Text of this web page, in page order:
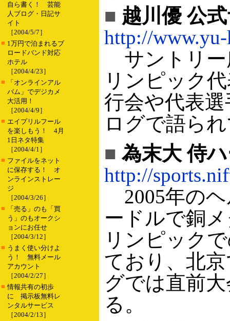
自ら書く！ 芸能
人ブログ・日記サ
イト
［2004/5/7］
■ 1万円で泊まれるブ
ロードバンド対応
ホテル
［2004/4/23］
■
「オンラインアル
バム」でデジカメ
大活用！
［2004/4/9］
■ エイプリルフール
を楽しもう！ 4月
1日ネタ特集
［2004/4/1］
■ ファイルをネット
に保存する！ オ
ンラインストレー
ジ
［2004/3/26］
■
「売る」のも「買
う」のもオークシ
ョンにお任せ
［2004/3/12］
■ うまく使い分けよ
う！ 無料メール
アカウント
［2004/2/27］
■ 情報共有の初歩
に 掲示板無料レ
ンタルサービス
［2004/2/13］
■ 越川優 公
http://
サントリー
リンピック
行会や代表
ログで語ら
■ 為末大 侍
http://
2005年のヘ
ードルで銅
リンピック
ており、北
グでは直前
る。